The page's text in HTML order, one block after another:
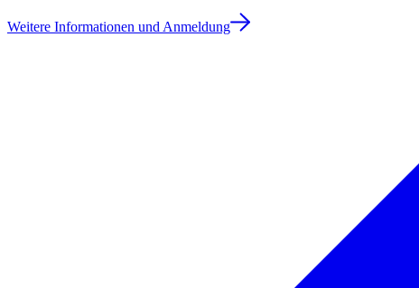
Weitere Informationen und Anmeldung